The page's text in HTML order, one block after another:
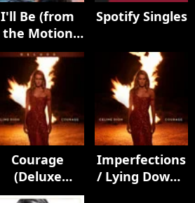
I'll Be (from
the Motion
Picture
Soundtrack
Love Again)
Spotify Singles
Courage
(Deluxe
Edition)
Imperfections
/ Lying Down /